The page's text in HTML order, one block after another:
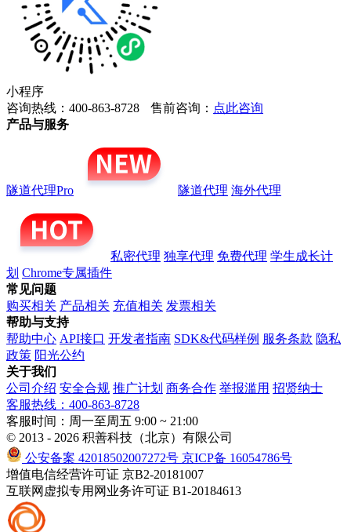
小程序
咨询热线：400-863-8728
售前咨询： 点此咨询
产品与服务
隧道代理Pro 隧道代理 海外代理
私密代理 独享代理 免费代理 学生成长计
划 Chrome专属插件
常见问题
购买相关 产品相关 充值相关 发票相关
帮助与支持
帮助中心 API接口 开发者指南 SDK&代码样例 服务条款 隐私
政策 阳光公约
关于我们
公司介绍 安全合规 推广计划 商务合作 举报滥用 招贤纳士
客服热线：400-863-8728
客服时间：周一至周五 9:00 ~ 21:00
© 2013 - 2026 积善科技（北京）有限公司
公安备案 42018502007272号 京ICP备 16054786号
增值电信经营许可证 京B2-20181007
互联网虚拟专用网业务许可证 B1-20184613